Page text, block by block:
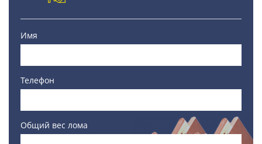
Имя
Телефон
Общий вес лома